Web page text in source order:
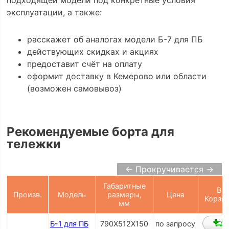
эксплуатации, а также:
расскажет об аналогах модели Б-7 для ПБ
действующих скидках и акциях
предоставит счёт на оплату
оформит доставку в Кемерово или области
(возможен самовывоз)
Рекомендуемые борта для
тележки
← Прокручивается →
Произв. Модель
Габаритные
размеры,
мм
Цена
В
Б-1 для ПБ 790Х512Х150 по запросу